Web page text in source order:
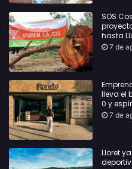
SOS
hasta
Sílvia
7 de
lleva el
0 y
7 de
Lloret